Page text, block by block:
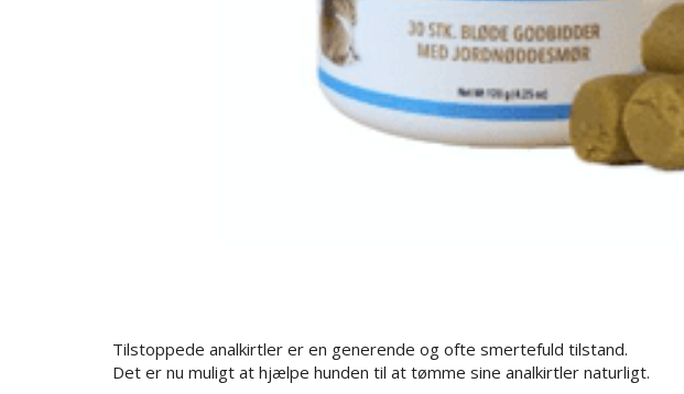
Tilstoppede analkirtler er en generende og ofte smertefuld tilstand.
Det er nu muligt at hjælpe hunden til at tømme sine analkirtler naturligt.